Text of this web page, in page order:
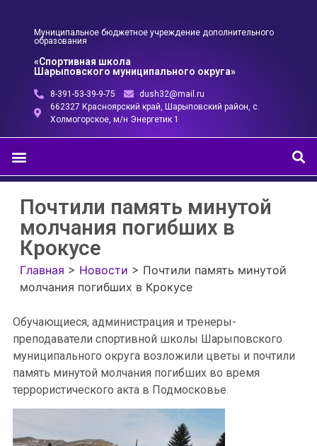
Муниципальное бюджетное учреждение дополнительного
образования
«Спортивная школа
Шарыповского муниципального округа»
8-391-53-39-9-75
dush32@mail.ru
662327 Красноярский край, Шарыповский район, с.
Холмогорское, м/н Энергетик 1
Почтили память минутой
молчания погибших в
Крокусе
Главная > Новости > Почтили память минутой
молчания погибших в Крокусе
Обучающиеся, администрация и тренеры-
преподаватели спортивной школы Шарыповского
муниципального округа возложили цветы и почтили
память минутой молчания погибших во время
террористического акта в Подмосковье.